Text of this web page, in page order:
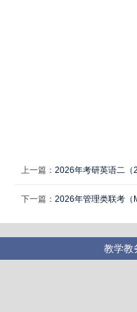
上一篇： 2026年考研英语二（
下一篇： 2026年管理类联考（
教学教